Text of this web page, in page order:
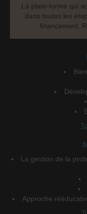
La plate-forme qui
dans toutes les
financement,
La gestion de la
Approche